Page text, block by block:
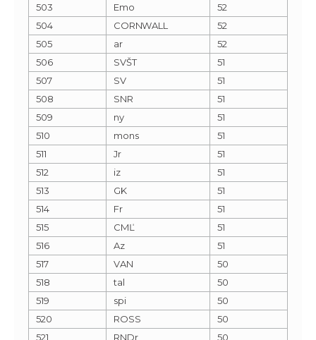
503
Emo
52
504
CORNWALL
52
505
ar
52
506
SVŠT
51
507
SV
51
508
SNR
51
509
ny
51
510
mons
51
511
Jr
51
512
iz
51
513
GK
51
514
Fr
51
515
CMĽ
51
516
Az
51
517
VAN
50
518
tal
50
519
spi
50
520
ROSS
50
521
RNDr
50